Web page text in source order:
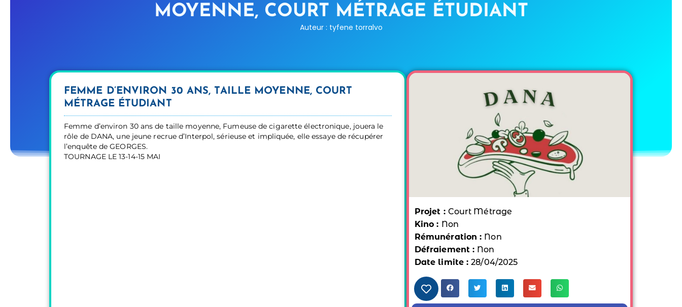
MOYENNE, COURT MÉTRAGE ÉTUDIANT
Auteur : tyfene torralvo
FEMME D’ENVIRON 30 ANS, TAILLE MOYENNE, COURT
MÉTRAGE ÉTUDIANT
Femme d’environ 30 ans de taille moyenne, Fumeuse de cigarette électronique, jouera le
rôle de DANA, une jeune recrue d’Interpol, sérieuse et impliquée, elle essaye de récupérer
l’enquête de GEORGES.
TOURNAGE LE 13-14-15 MAI
Projet : Court Métrage
Kino : Non
Rémunération : Non
Défraiement : Non
Date limite :28/04/2025